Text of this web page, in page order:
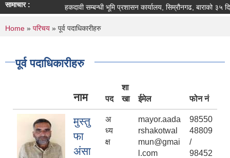
सामाचार : हकदावी सम्बन्धी भूमि प्रशासन कार्यालय, सिम्रौनगढ, बाराको ३५
You are here
Home » परिचय » पूर्व पदाधिकारीहरु
पूर्व पदाधिकारीहरु
नाम पद
शा
खा
ईमेल फोन नं
मुस्तु
फा
अंसा
अ
ध्य
क्ष
mayor.aada
rshakotwal
mun@gmai
l.com
98550
48809
/
98452